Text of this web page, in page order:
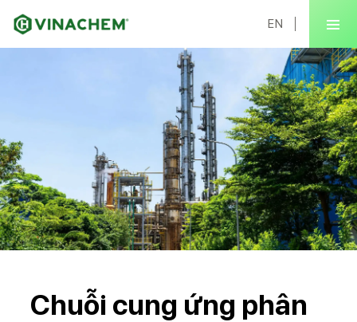
EN
Chuỗi cung ứng phân